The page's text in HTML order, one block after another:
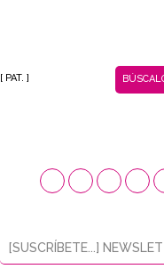
[ PAT. ]
[SUSCRÍBETE...]